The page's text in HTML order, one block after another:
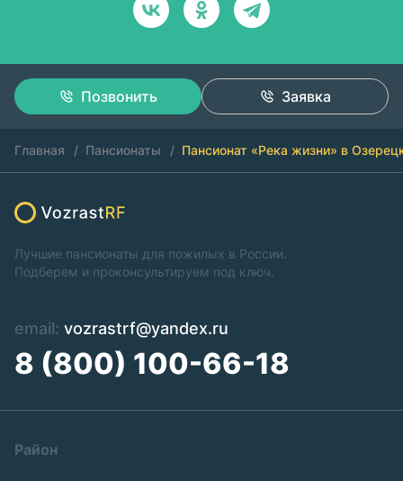
Позвонить Заявка
Главная Пансионаты Пансионат «Река жизни» в
Лучшие пансионаты для пожилых в России.
Подберем и проконсультируем под ключ.
email: vozrastrf@yandex.ru
8 (800) 100-66-18
Район